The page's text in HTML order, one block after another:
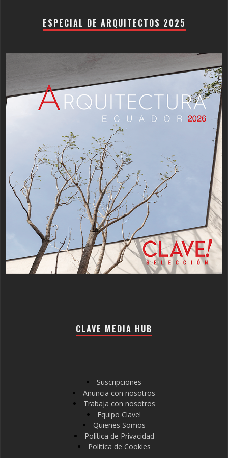
ESPECIAL DE ARQUITECTOS 2025
CLAVE MEDIA HUB
Suscripciones
Anuncia con nosotros
Trabaja con nosotros
Equipo Clave!
Quienes Somos
Política de Privacidad
Política de Cookies